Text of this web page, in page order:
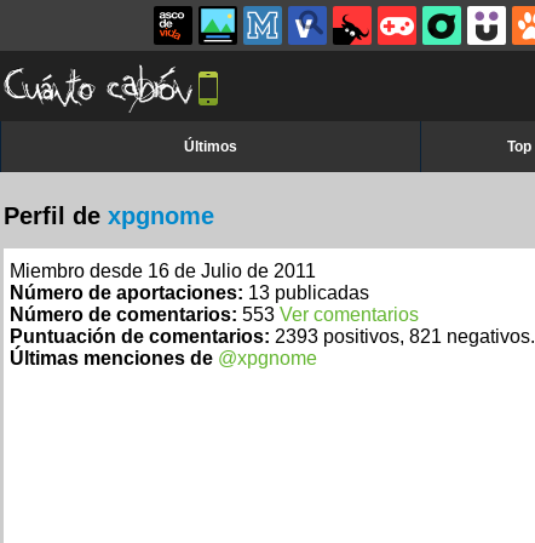
Últimos Top
Perfil de xpgnome
Miembro desde 16 de Julio de 2011
Número de aportaciones: 13 publicadas
Número de comentarios: 553 Ver comentarios
Puntuación de comentarios: 2393 positivos, 821 negativos.
Últimas menciones de @xpgnome